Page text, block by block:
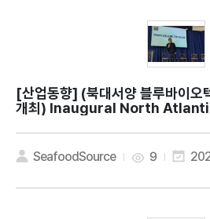
[산업동향]
개최) Inaugural North
eafood industry via tech
n SeafoodSource 9